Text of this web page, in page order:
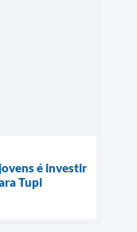
é investir
Tupi